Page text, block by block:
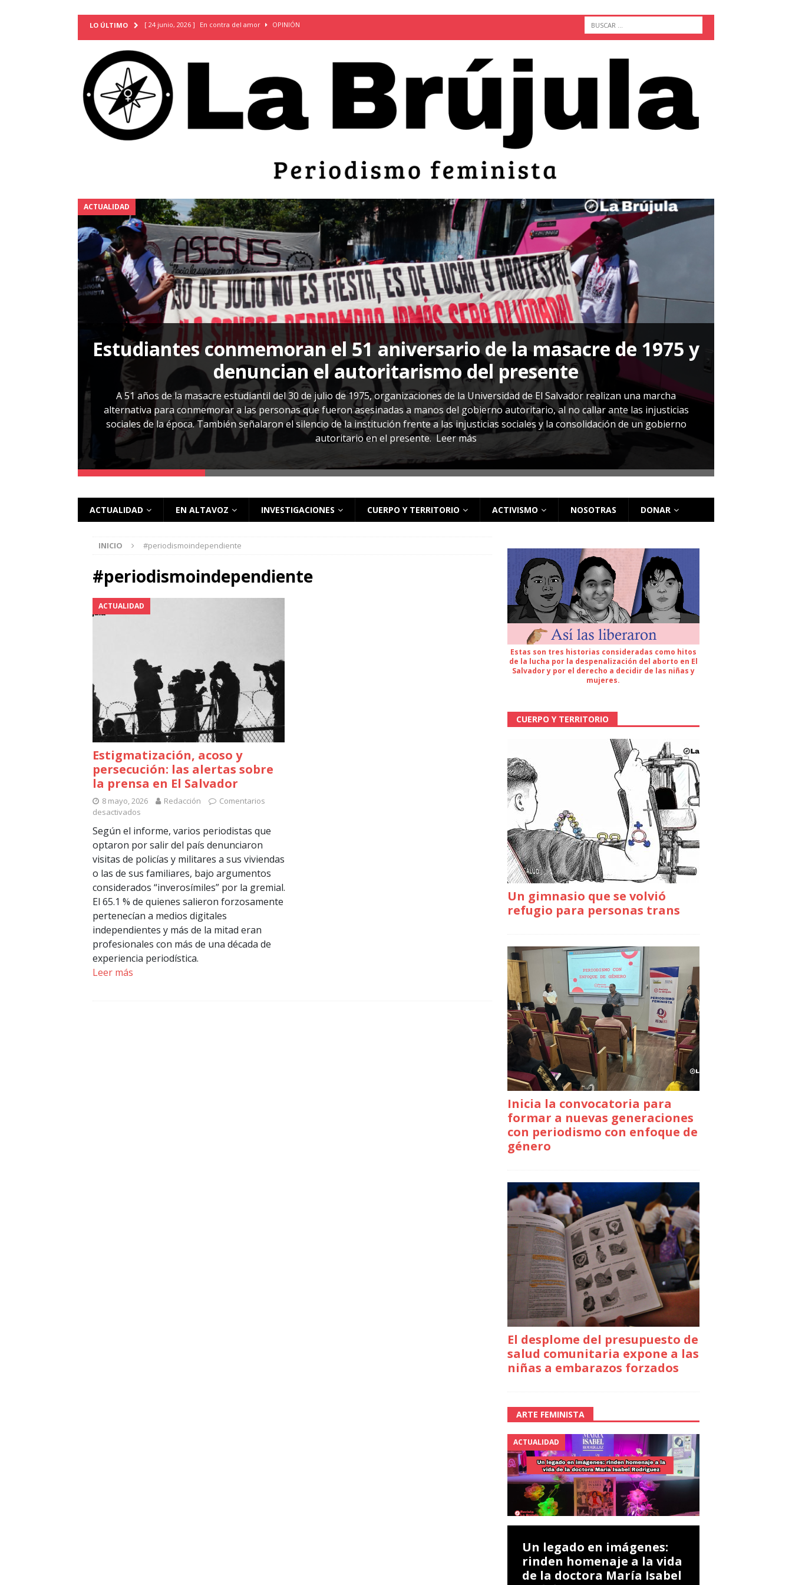
LO ÚLTIMO [ 24 junio, 2026 ] En contra del amor OPINIÓN
TERRITORIO
[ 21 febrero, 2026 ] Cuando la prevención de embarazos en niñas y adolescentes desaparece del territorio
INVESTIGACIONES
[ 31 julio, 2026 ] Estudiantes conmemoran el 51 aniversario de la masacre de 1975 y denuncian el
Piden mantener la libertad provisional de Sandra Leticia Hernández: víctima del régimen de
[ 28 julio, 2026 ] ARENA y FMLN apuestan por mujeres en sus fórmulas presidenciales para 2027
ACTUALIDAD
[ 24 julio, 2026 ] A María Hildaura le falló el Estado OPINIÓN
[ 28 julio, 2026 ] Más allá de los casos: cómo entender el VIH en El Salvador ACTUALIDAD
ACTUALIDAD
Estudiantes conmemoran el 51 aniversario de la masacre de 1975 y
denuncian el autoritarismo del presente
A 51 años de la masacre estudiantil del 30 de julio de 1975, organizaciones de la Universidad de El Salvador realizan una marcha
alternativa para conmemorar a las personas que fueron asesinadas a manos del gobierno autoritario, al no callar ante las injusticias
sociales de la época. También señalaron el silencio de la institución frente a las injusticias sociales y la consolidación de un gobierno
autoritario en el presente.Leer más
ACTUALIDAD EN ALTAVOZ INVESTIGACIONES CUERPO Y TERRITORIO ACTIVISMO NOSOTRAS DONAR
INICIO #periodismoindependiente
#periodismoindependiente
ACTUALIDAD
Estigmatización, acoso y
persecución: las alertas sobre
la prensa en El Salvador
8 mayo, 2026 Redacción
Comentarios
desactivados
Según el informe, varios periodistas que
optaron por salir del país denunciaron
visitas de policías y militares a sus viviendas
o las de sus familiares, bajo argumentos
considerados “inverosímiles” por la gremial.
El 65.1 % de quienes salieron forzosamente
pertenecían a medios digitales
independientes y más de la mitad eran
profesionales con más de una década de
experiencia periodística.
Leer más
Estas son tres historias consideradas como hitos
de la lucha por la despenalización del aborto en El
Salvador y por el derecho a decidir de las niñas y
mujeres.
CUERPO Y TERRITORIO
Un gimnasio que se volvió
refugio para personas trans
Inicia la convocatoria para
formar a nuevas generaciones
con periodismo con enfoque de
género
El desplome del presupuesto de
salud comunitaria expone a las
niñas a embarazos forzados
ARTE FEMINISTA
ACTUALIDAD
Un legado en imágenes:
rinden homenaje a la vida
de la doctora María Isabel